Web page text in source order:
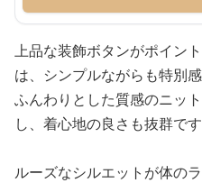
上品な装飾ボタンがポイン
は、シンプルながらも特別
ふんわりとした質感のニッ
し、着心地の良さも抜群です
ルーズなシルエットが体の